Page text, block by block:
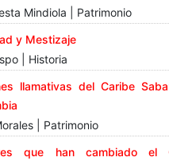
Mindiola | Patrimonio
y Mestizaje
| Historia
llamativas del Caribe
| Patrimonio
que han cambiado el